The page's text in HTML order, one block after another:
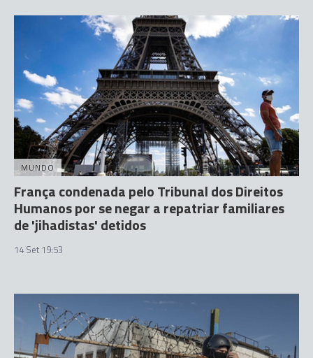
MUNDO
França condenada pelo Tribunal dos Direitos
Humanos por se negar a repatriar familiares
de 'jihadistas' detidos
14 Set 19:53